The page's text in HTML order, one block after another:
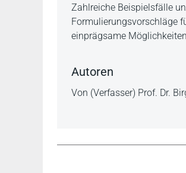
Zahlreiche Beispielsfälle
Formulierungsvorschläge
einprägsame
Autoren
Von (Verfasser) Prof. Dr.